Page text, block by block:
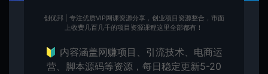
朋友圈文案 朋友圈背景
创优邦 | 专注优质VIP网课资源分享，创业项目资源整合，市面
上收费几百几千的项目资源课程这里全部都有！
🔰 内容涵盖网赚项目、引流技术、电商运
营、脚本源码等资源，每日稳定更新5-20